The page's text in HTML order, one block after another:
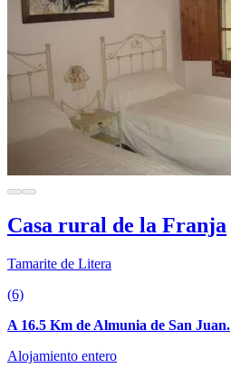
Casa rural de la Franja
Tamarite de Litera
(6)
A 16.5 Km de Almunia de San Juan.
Alojamiento entero